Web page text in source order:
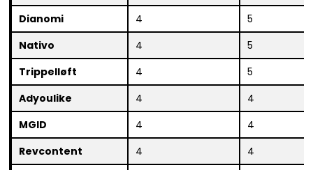
Dianomi
4
5
Nativo
4
5
Trippelløft
4
5
Adyoulike
4
4
MGID
4
4
Revcontent
4
4